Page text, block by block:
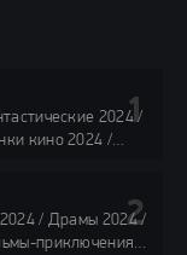
2024 /
кино 2024 /
фильмы /
/ Драмы 2024 /
приключения